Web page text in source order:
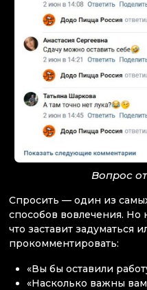
Вопрос
Спросить — один из
способов вовлечения. Но
что заставит задуматься
прокомментировать:
«Вы бы оставили
«Насколько важны